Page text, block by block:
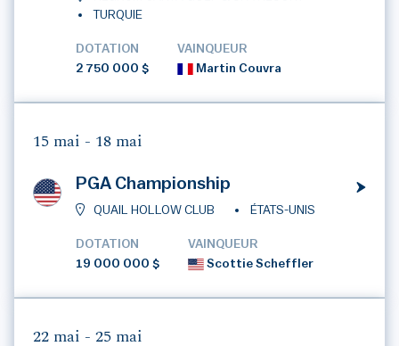
TURQUIE
DOTATION
2 750 000 $
VAINQUEUR
Martin Couvra
15 mai - 18 mai
PGA Championship
QUAIL HOLLOW CLUB ÉTATS-UNIS
DOTATION
19 000 000 $
VAINQUEUR
Scottie Scheffler
22 mai - 25 mai